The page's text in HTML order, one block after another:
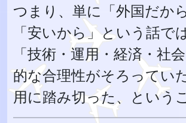
つまり、単に「外国だか
「安いから」という話で
「技術・運用・経済・社
的な合理性がそろってい
用に踏み切った、という